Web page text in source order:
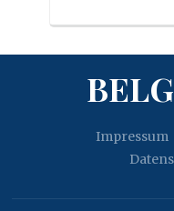
Impressum